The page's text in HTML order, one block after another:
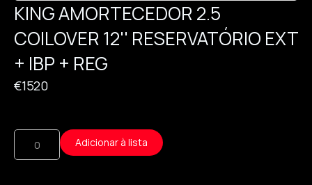
KING AMORTECEDOR 2.5
COILOVER 12'' RESERVATÓRIO EXT
+ IBP + REG
€1520
Adicionar à lista